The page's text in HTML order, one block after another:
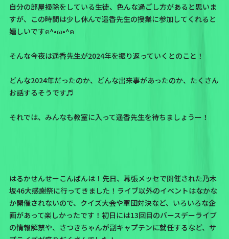
自分の部屋掃除をしている生徒、色んな過ごし方があると思いま
すが、この時間は少し休んで遥香先生の授業に参加してくれると
嬉しいですฅ^•ω•^ฅ
そんな今夜は遥香先生が2024年を振り返っていく とのこと！
どんな2024年だったのか、どんな出来事があったのか、たくさん
お話するそうです♬
それでは、みんなも教室に入って遥香先生を待ちましょうー！
はるかせんせーこんばんは！先日、幕張メッセで開催された乃木
坂46大感謝祭に行ってきました！ライブ以外のイベントはなかな
か開催されないので、クイズ大会や軍団対決など、いろいろな企
画があって楽しかったです！初日には13回目のバースデーライブ
の情報解禁や、さつきちゃんが副キャプテンに就任するなど、サ